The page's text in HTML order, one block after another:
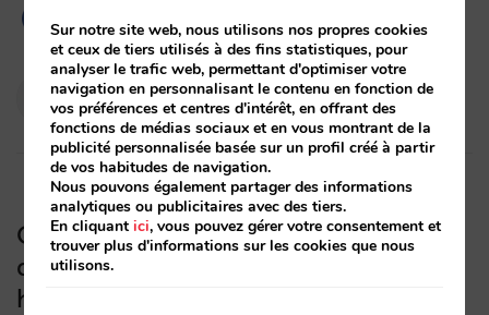
Pablo Delgado
07/10/2025
Comment la nouvelle carte de crédit
de Booking.com affectera-t-elle les
hôtels et leur canal direct ?
Sur notre site web, nous utilisons nos propres cookies
et ceux de tiers utilisés à des fins statistiques, pour
analyser le trafic web, permettant d'optimiser votre
navigation en personnalisant le contenu en fonction de
vos préférences et centres d'intérêt, en offrant des
fonctions de médias sociaux et en vous montrant de la
publicité personnalisée basée sur un profil créé à partir
de vos habitudes de navigation.
Nous pouvons également partager des informations
analytiques ou publicitaires avec des tiers.
En cliquantici, vous pouvez gérer votre consentement et
trouver plus d'informations sur les cookies que nous
utilisons.